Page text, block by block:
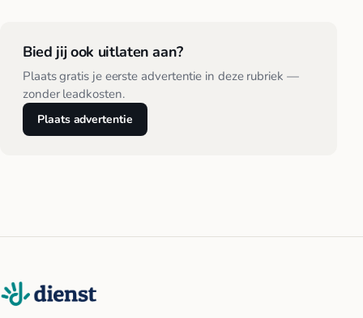
Bied jij ook uitlaten aan?
Plaats gratis je eerste advertentie in deze rubriek —
zonder leadkosten.
Plaats advertentie